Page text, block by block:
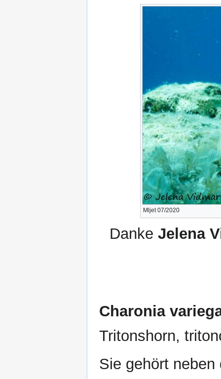
Mljet 07/2020
Danke Jelena
Charonia
Tritonshorn,
Sie gehört